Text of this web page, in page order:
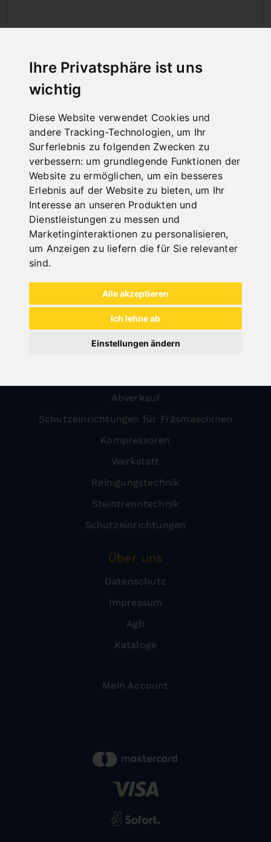
Ihre Privatsphäre ist uns
wichtig
Diese Website verwendet Cookies und
andere Tracking-Technologien, um Ihr
Surferlebnis zu folgenden Zwecken zu
verbessern: um grundlegende Funktionen der
Website zu ermöglichen, um ein besseres
Erlebnis auf der Website zu bieten, um Ihr
Interesse an unseren Produkten und
Dienstleistungen zu messen und
Marketinginteraktionen zu personalisieren,
um Anzeigen zu liefern die für Sie relevanter
sind.
Alle akzeptieren
Ich lehne ab
Einstellungen ändern
Alle Kategorien
Holz
Abverkauf
Schutzeinrichtungen für Fräsmaschinen
Kompressoren
Werkstatt
Reinigungstechnik
Steintrenntechnik
Schutzeinrichtungen
Über uns
Datenschutz
Impressum
Agb
Kataloge
Mein Account